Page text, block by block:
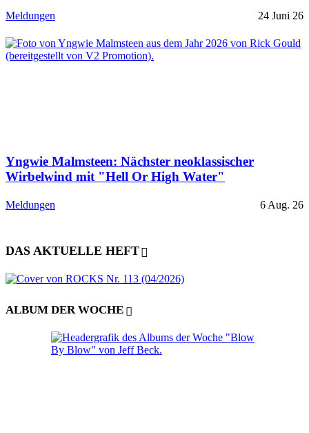
Meldungen 24 Juni 26
Yngwie Malmsteen: Nächster neoklassischer
Wirbelwind mit "Hell Or High Water"
Meldungen 6 Aug. 26
DAS AKTUELLE HEFT
ALBUM DER WOCHE